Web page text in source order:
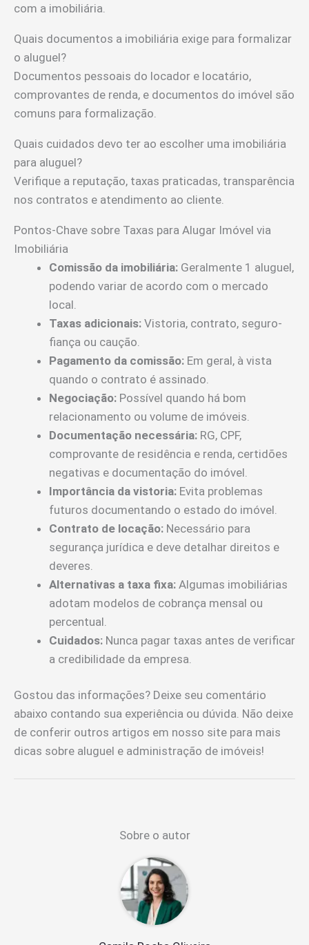
com a imobiliária.
Quais documentos a imobiliária exige para formalizar
o aluguel?
Documentos pessoais do locador e locatário,
comprovantes de renda, e documentos do imóvel são
comuns para formalização.
Quais cuidados devo ter ao escolher uma imobiliária
para aluguel?
Verifique a reputação, taxas praticadas, transparência
nos contratos e atendimento ao cliente.
Pontos-Chave sobre Taxas para Alugar Imóvel via
Imobiliária
Comissão da imobiliária: Geralmente 1 aluguel,
podendo variar de acordo com o mercado
local.
Taxas adicionais: Vistoria, contrato, seguro-
fiança ou caução.
Pagamento da comissão: Em geral, à vista
quando o contrato é assinado.
Negociação: Possível quando há bom
relacionamento ou volume de imóveis.
Documentação necessária: RG, CPF,
comprovante de residência e renda, certidões
negativas e documentação do imóvel.
Importância da vistoria: Evita problemas
futuros documentando o estado do imóvel.
Contrato de locação: Necessário para
segurança jurídica e deve detalhar direitos e
deveres.
Alternativas a taxa fixa: Algumas imobiliárias
adotam modelos de cobrança mensal ou
percentual.
Cuidados: Nunca pagar taxas antes de verificar
a credibilidade da empresa.
Gostou das informações? Deixe seu comentário
abaixo contando sua experiência ou dúvida. Não deixe
de conferir outros artigos em nosso site para mais
dicas sobre aluguel e administração de imóveis!
Sobre o autor